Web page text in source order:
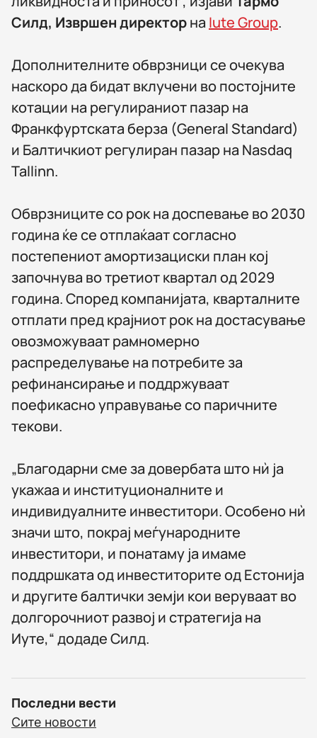
Силд, Извршен директорна Iute Group.
Дополнителните обврзници се очекува
наскоро да бидат вклучени во постојните
котации на регулираниот пазар на
Франкфуртската берза (General Standard)
и Балтичкиот регулиран пазар на Nasdaq
Tallinn.
Обврзниците со рок на доспевање во 2030
година ќе се отплаќаат согласно
постепениот амортизациски план кој
започнува во третиот квартал од 2029
година. Според компанијата, кварталните
отплати пред крајниот рок на достасување
овозможуваат рамномерно
распределување на потребите за
рефинансирање и поддржуваат
поефикасно управување со паричните
текови.
„Благодарни сме за довербата што нѝ ја
укажаа и институционалните и
индивидуалните инвеститори. Особено нѝ
значи што, покрај меѓународните
инвеститори, и понатаму ја имаме
поддршката од инвеститорите од Естонија
и другите балтички земји кои веруваат во
долгорочниот развој и стратегија на
Иуте,“ додаде Силд.
Последни вести
Сите новости